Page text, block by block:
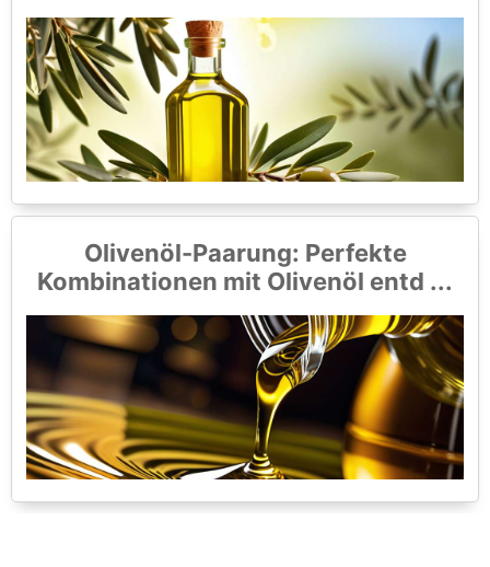
Olivenöl-Paarung: Perfekte
Kombinationen mit Olivenöl entd ...